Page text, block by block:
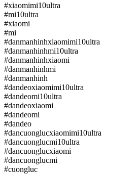
#xiaomimi10ultra
#mi10ultra
#xiaomi
#mi
#danmanhinhxiaomimi10ultra
#danmanhinhmi10ultra
#danmanhinhxiaomi
#danmanhinhmi
#danmanhinh
#dandeoxiaomimi10ultra
#dandeomi10ultra
#dandeoxiaomi
#dandeomi
#dandeo
#dancuonglucxiaomimi10ultra
#dancuonglucmi10ultra
#dancuonglucxiaomi
#dancuonglucmi
#cuongluc